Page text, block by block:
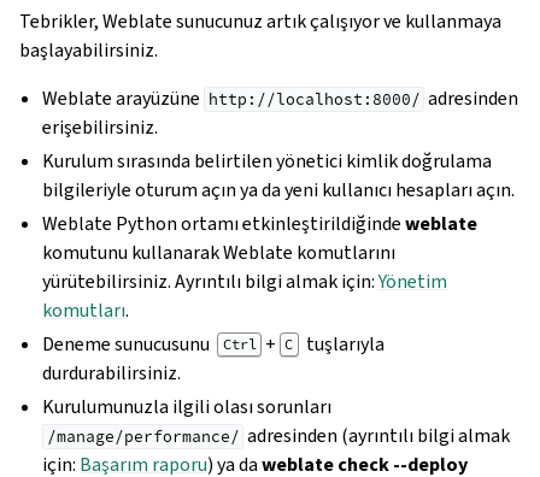
Tebrikler, Weblate sunucunuz artık çalışıyor ve kullanmaya
başlayabilirsiniz.
Weblate arayüzüne http://localhost:8000/ adresinden
erişebilirsiniz.
Kurulum sırasında belirtilen yönetici kimlik doğrulama
bilgileriyle oturum açın ya da yeni kullanıcı hesapları açın.
Weblate Python ortamı etkinleştirildiğindeweblate
komutunu kullanarak Weblate komutlarını
yürütebilirsiniz. Ayrıntılı bilgi almak için:Yönetim
komutları.
Deneme sunucusunu
Ctrl + C
tuşlarıyla
durdurabilirsiniz.
Kurulumunuzla ilgili olası sorunları
/manage/performance/ adresinden (ayrıntılı bilgi almak
için: Başarım raporu) ya daweblate check --deploy